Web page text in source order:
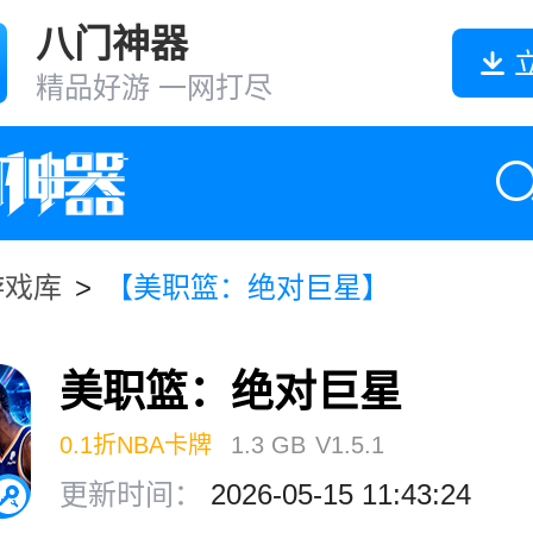
八门神器
精品好游 一网打尽
库 > 【美职篮：绝对巨星】
美职篮：绝对巨星
0.1折NBA卡牌 1.3 GB V1.5.1
更新时间： 2026-05-15 11:43:24